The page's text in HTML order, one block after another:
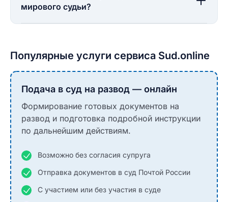
мирового судьи?
Популярные услуги сервиса Sud.online
Подача в суд на развод — онлайн
Формирование готовых документов на
развод и подготовка подробной инструкции
по дальнейшим действиям.
Возможно без согласия супруга
Отправка документов в суд Почтой России
С участием или без участия в суде